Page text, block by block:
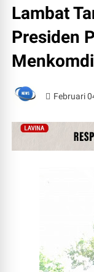
Lambat
Presiden
Februari